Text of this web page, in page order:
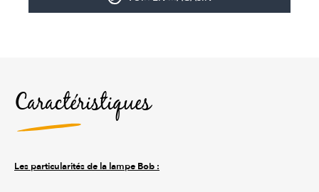
Caractéristiques
Les particularités de la lampe Bob :